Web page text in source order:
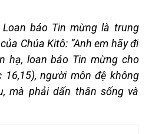
báo Tin mừng là trung
Chúa Kitô: “Anh em hãy đi
hạ, loan báo Tin mừng cho
16,15), người môn đệ không
mà phải dấn thân sống và